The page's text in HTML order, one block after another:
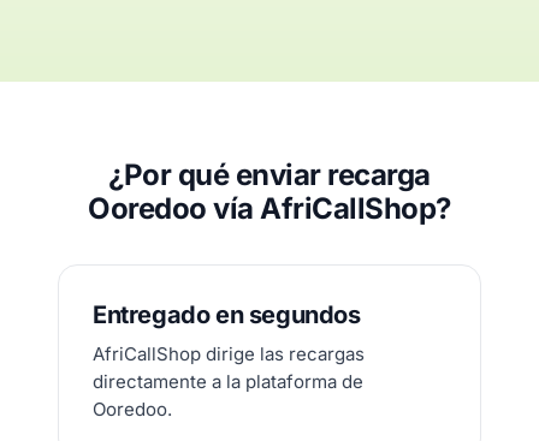
¿Por qué enviar recarga
Ooredoo vía AfriCallShop?
Entregado en segundos
AfriCallShop dirige las recargas
directamente a la plataforma de
Ooredoo.